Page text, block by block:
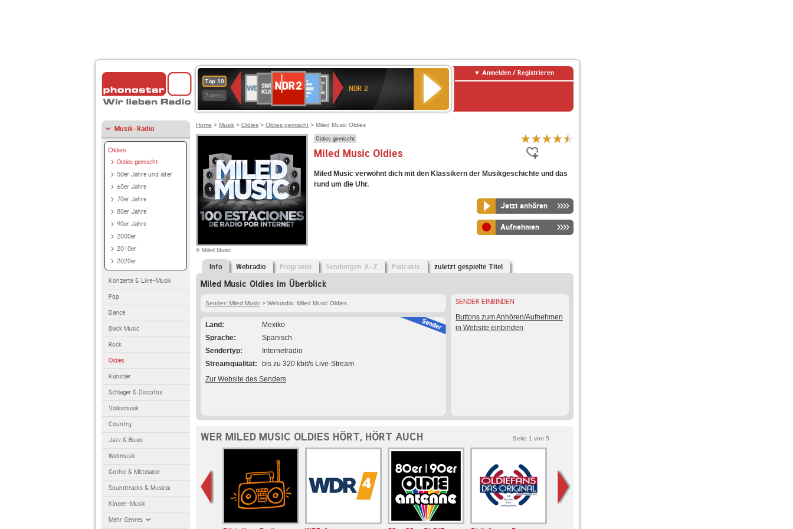
Top 10
Zuletzt
Deutschlandfunk
80er
90er
OLDIE
ANTENNE
SWR3
WDR
4
BR-
KLASSIK
Deutschlandfunk
Kultur
ANTENNE
BAYERN
2
Kultur
2
NDR 2
Anmelden / Registrieren
Musik-Radio
Oldies
Oldies gemischt
50er Jahre und älter
60er Jahre
70er Jahre
80er Jahre
90er Jahre
2000er
2010er
2020er
Konzerte & Live-Musik
Pop
Dance
Black Music
Rock
Oldies
Künstler
Schlager & Discofox
Volksmusik
Country
Jazz & Blues
Weltmusik
Gothic & Mittelalter
Soundtracks & Musical
Kinder-Musik
Mehr Genres
Home > Musik > Oldies > Oldies gemischt > Miled Music Oldies
© Miled Music
Oldies gemischt
Miled Music Oldies
Miled Music verwöhnt dich mit den Klassikern der Musikgeschichte und das
rund um die Uhr.
Jetzt anhören
Aufnehmen
Info Webradio Programm Sendungen A-Z Podcasts zuletzt gespielte Titel
Miled Music Oldies im Überblick
Sender: Miled Music > Webradio: Miled Music Oldies
Land
Mexiko
Sprache
Spanisch
Sendertyp
Internetradio
Streamqualität
bis zu 320 kbit/s Live-Stream
Zur Website des Senders
SENDER EINBINDEN
Buttons zum Anhören/Aufnehmen
in Website einbinden
WER MILED MUSIC OLDIES HÖRT, HÖRT AUCH Seite 1 von 5